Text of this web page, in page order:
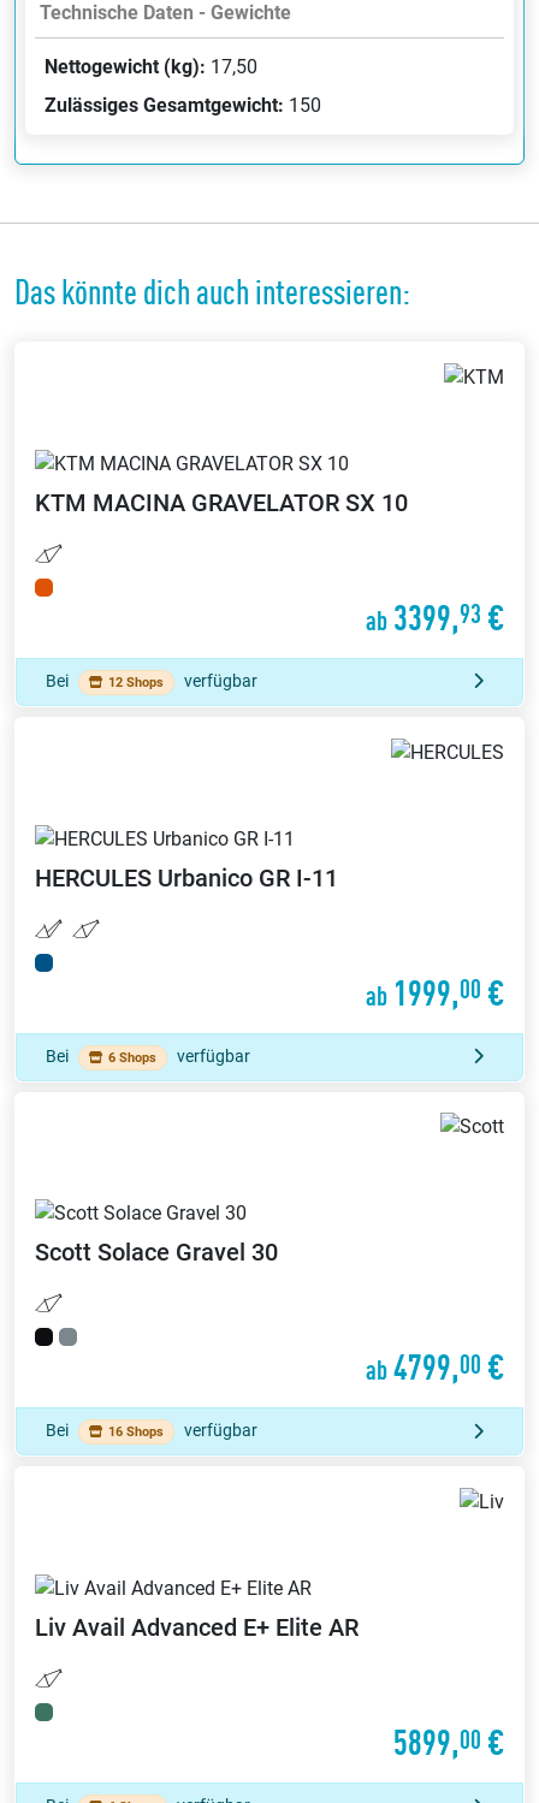
Technische Daten - Gewichte
Nettogewicht (kg): 17,50
Zulässiges Gesamtgewicht: 150
Das könnte dich auch interessieren:
KTM MACINA GRAVELATOR SX 10
ab 3399,93 €
Bei 12 Shops verfügbar
HERCULES Urbanico GR I-11
ab 1999,00 €
Bei 6 Shops verfügbar
Scott Solace Gravel 30
ab4799,00 €
Bei 16 Shops verfügbar
Liv Avail Advanced E+ Elite AR
5899,00 €